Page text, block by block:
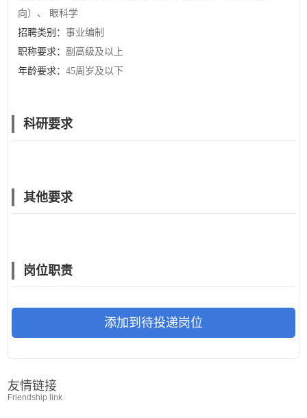
向）、 眼科学
招聘类别：事业编制
职称要求： 副高级及以上
年龄要求：45周岁及以下
科研要求
其他要求
岗位职责
添加到待投递岗位
友情链接
Friendship link